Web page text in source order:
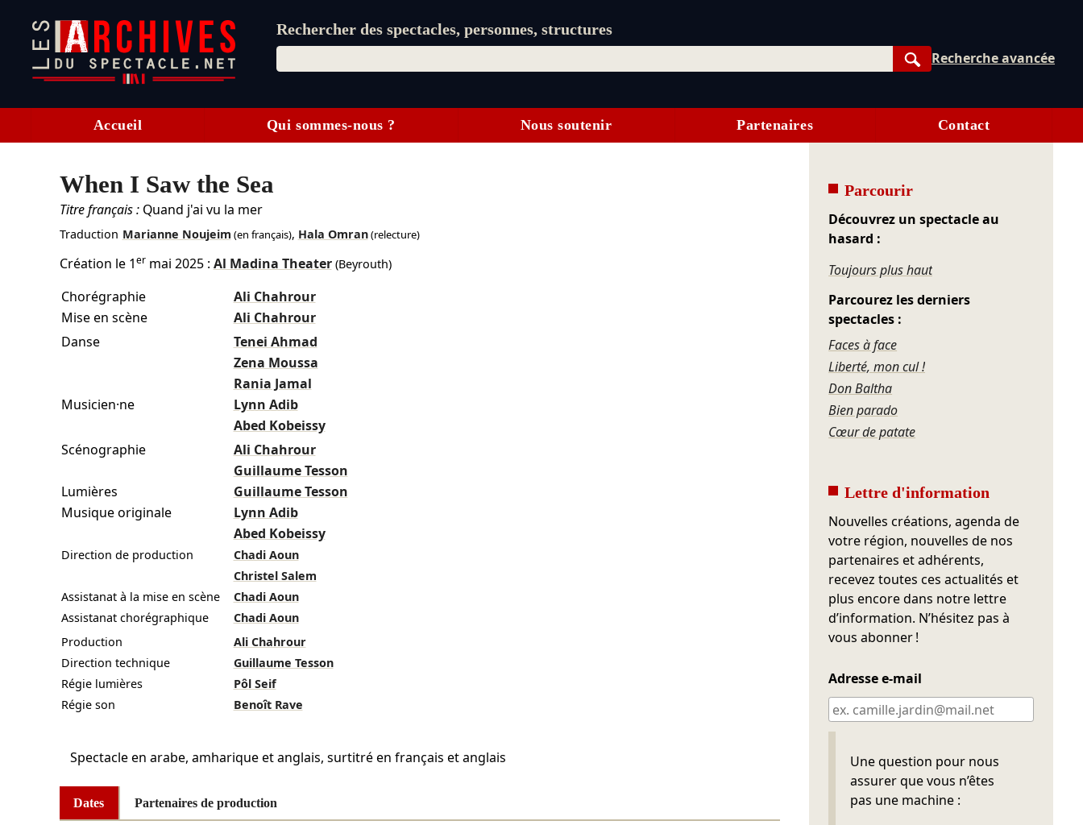
Rechercher des spectacles, personnes, structures
Rechercher
Recherche avancée
Accueil Qui sommes-nous ? Nous soutenir Partenaires Contact
When I Saw the Sea
Titre français :Quand j'ai vu la mer
Traduction Marianne Noujeim (en français), Hala Omran(relecture)
Création le 1ermai 2025: Al Madina Theater(Beyrouth)
Chorégraphie
Ali Chahrour
Mise en scène
Ali Chahrour
Danse
Tenei Ahmad
Zena Moussa
Rania Jamal
Musicien·ne
Lynn Adib
Abed Kobeissy
Scénographie
Ali Chahrour
Guillaume Tesson
Lumières
Guillaume Tesson
Musique originale
Lynn Adib
Abed Kobeissy
Direction de production
Chadi Aoun
Christel Salem
Assistanat à la mise en scène
Chadi Aoun
Assistanat chorégraphique
Chadi Aoun
Production
Ali Chahrour
Direction technique
Guillaume Tesson
Régie lumières
Pôl Seif
Régie son
Benoît Rave
Spectacle en arabe, amharique et anglais, surtitré en français et anglais
Dates Partenaires de production
Parcourir
Découvrez un spectacle au
hasard :
Toujours plus haut
Parcourez les derniers
spectacles :
Faces à face
Liberté, mon cul !
Don Baltha
Bien parado
Cœur de patate
Lettre d'information
Nouvelles créations, agenda de
votre région, nouvelles de nos
partenaires et adhérents,
recevez toutes ces actualités et
plus encore dans notre lettre
d’information. N’hésitez pas à
vous abonner !
Adresse e-mail
Une question pour nous
assurer que vous n’êtes
pas une machine :
Ne pas remplir